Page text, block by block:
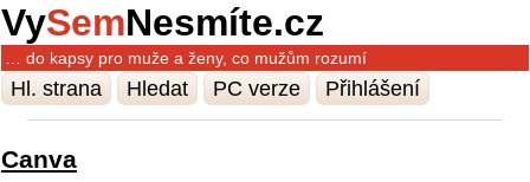
VySemNesmíte.cz
… do kapsy pro muže a ženy, co mužům rozumí
Hl. strana Hledat PC verze Přihlášení
Canva